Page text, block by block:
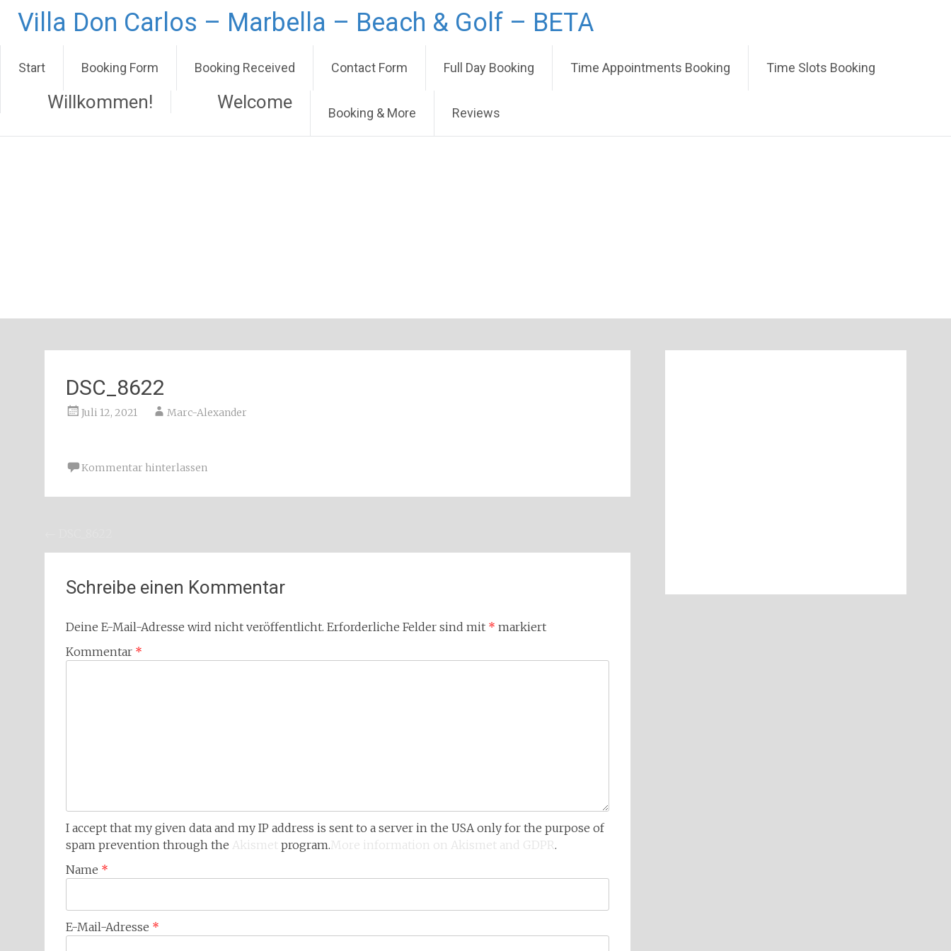
Inhalt
springen
Villa Don Carlos – Marbella – Beach & Golf – BETA
Start Booking Form Booking Received Contact Form Full Day Booking Time Appointments Booking Time Slots Booking
Willkommen! Welcome
Booking & More Reviews
DSC_8622
Juli 12, 2021 Marc-Alexander
Kommentar hinterlassen
Schreibe einen Kommentar
Deine E-Mail-Adresse wird nicht veröffentlicht. Erforderliche Felder sind mit * markiert
Kommentar *
I accept that my given data and my IP address is sent to a server in the USA only for the purpose of
spam prevention through the Akismet program.More information on Akismet and GDPR.
Name *
E-Mail-Adresse *